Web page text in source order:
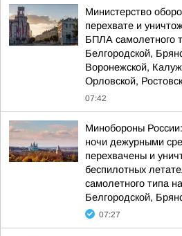
Министерство
перехвате и
БПЛА самолетного
Белгородской,
Воронежской,
Орловской,
07:42
Минобороны
ночи дежурными
перехвачены и
беспилотных
самолетного типа
Белгородской,
07:27